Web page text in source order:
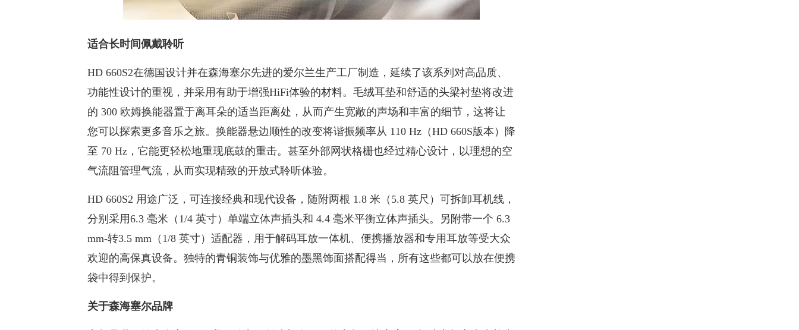
适合长时间佩戴聆听
HD 660S2在德国设计并在森海塞尔先进的爱尔兰生产工厂制造，延续了该系列对高品质、
功能性设计的重视，并采用有助于增强HiFi体验的材料。毛绒耳垫和舒适的头梁衬垫将改进
的 300 欧姆换能器置于离耳朵的适当距离处，从而产生宽敞的声场和丰富的细节，这将让
您可以探索更多音乐之旅。换能器悬边顺性的改变将谐振频率从 110 Hz（HD 660S版本）降
至 70 Hz，它能更轻松地重现底鼓的重击。甚至外部网状格栅也经过精心设计，以理想的空
气流阻管理气流，从而实现精致的开放式聆听体验。
HD 660S2 用途广泛，可连接经典和现代设备，随附两根 1.8 米（5.8 英尺）可拆卸耳机线，
分别采用6.3 毫米（1/4 英寸）单端立体声插头和 4.4 毫米平衡立体声插头。另附带一个 6.3
mm-转3.5 mm（1/8 英寸）适配器，用于解码耳放一体机、便携播放器和专用耳放等受大众
欢迎的高保真设备。独特的青铜装饰与优雅的墨黑饰面搭配得当，所有这些都可以放在便携
袋中得到保护。
关于森海塞尔品牌